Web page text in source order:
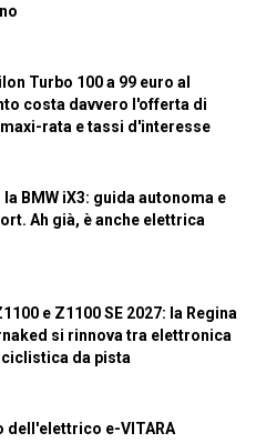
Turbo 100 a 99 euro al
costa davvero l'offerta di
rata e tassi d'interesse
BMW iX3: guida autonoma e
Ah già, è anche elettrica
e Z1100 SE 2027: la Regina
si rinnova tra elettronica
ciclistica da pista
dell'elettrico e-VITARA